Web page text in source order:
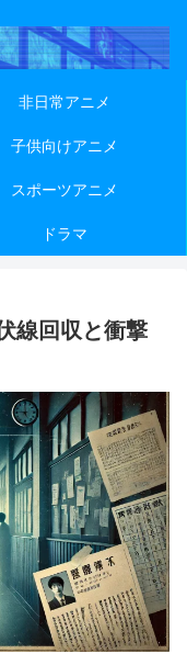
非日常アニメ
子供向けアニメ
スポーツアニメ
ドラマ
線回収と衝撃